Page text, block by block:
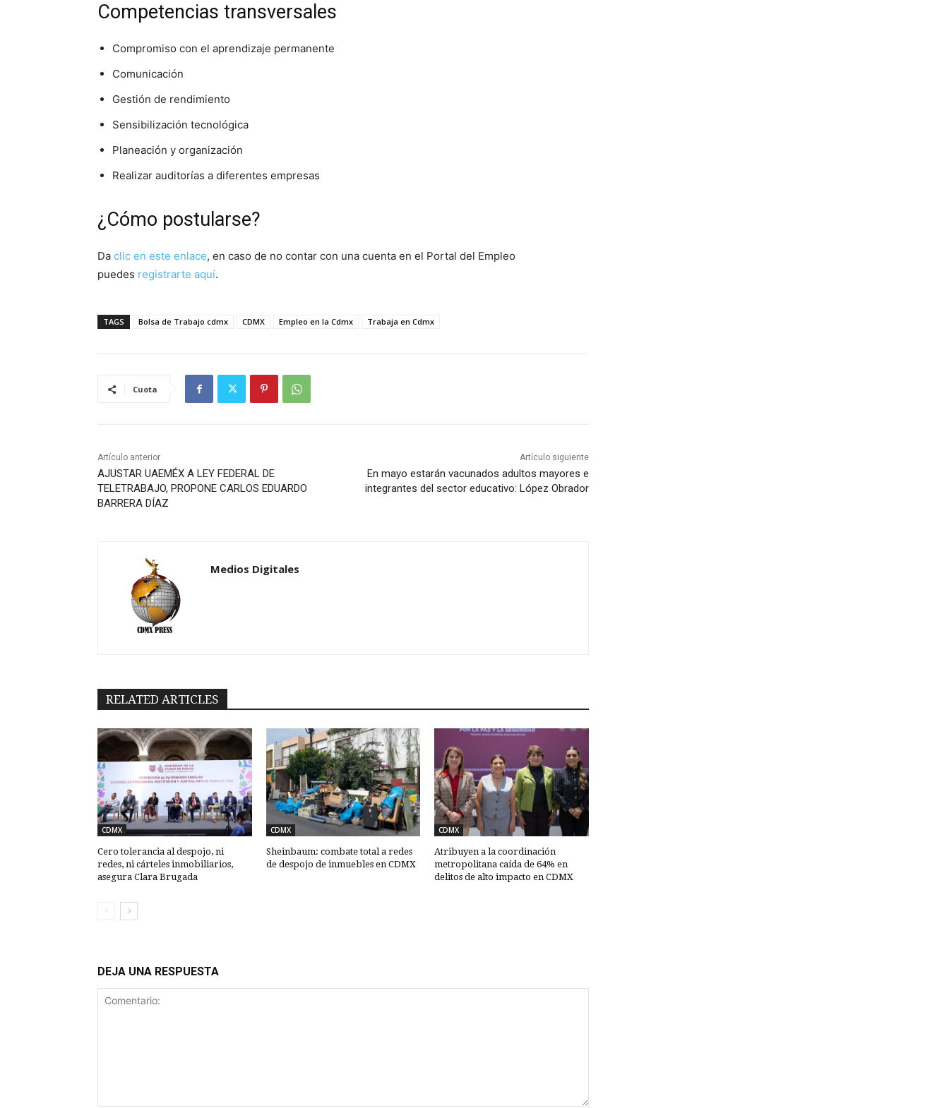
Competencias transversales
Compromiso con el aprendizaje permanente
Comunicación
Gestión de rendimiento
Sensibilización tecnológica
Planeación y organización
Realizar auditorías a diferentes empresas
¿Cómo postularse?
Da clic en este enlace, en caso de no contar con una cuenta en el Portal del Empleo
puedes registrarte aquí.
TAGS Bolsa de Trabajo cdmx CDMX Empleo en la Cdmx Trabaja en Cdmx
Cuota
Artículo anterior
AJUSTAR UAEMÉX A LEY FEDERAL DE
TELETRABAJO, PROPONE CARLOS EDUARDO
BARRERA DÍAZ
Artículo siguiente
En mayo estarán vacunados adultos mayores e
integrantes del sector educativo: López Obrador
Medios Digitales
RELATED ARTICLES
CDMX
Cero tolerancia al despojo, ni
redes, ni cárteles inmobiliarios,
asegura Clara Brugada
CDMX
Sheinbaum: combate total a redes
de despojo de inmuebles en CDMX
CDMX
Atribuyen a la coordinación
metropolitana caída de 64% en
delitos de alto impacto en CDMX
DEJA UNA RESPUESTA